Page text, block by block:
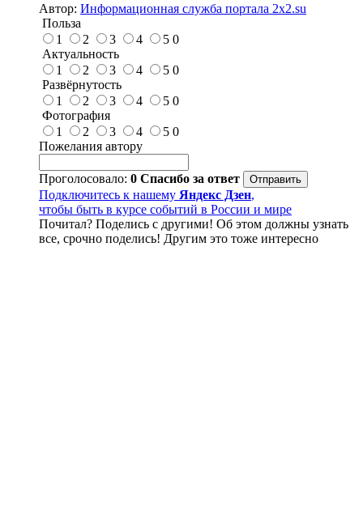
Автор: Информационная служба портала 2x2.su
Польза
1
2 3 4 5 0
Актуальность
1
2 3 4 5 0
Развёрнутость
1
2 3 4 5 0
Фотография
1
2 3 4 5 0
Пожелания автору
Проголосовало: 0 Спасибо за ответ
Подключитесь к нашему Яндекс Дзен,
чтобы быть в курсе событий в России и мире
Почитал? Поделись с другими! Об этом должны узнать
все, срочно поделись! Другим это тоже интересно